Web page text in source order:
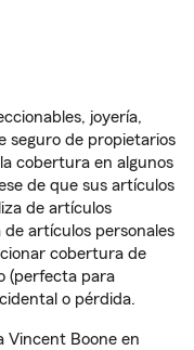
joyería,
seguro de propietarios
cobertura en algunos
de que sus artículos
de artículos
de artículos personales
cobertura de
(perfecta para
o pérdida.
Vincent Boone en